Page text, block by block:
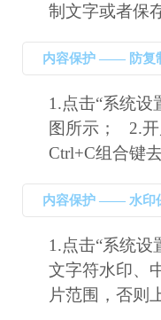
制文字或者保
内容保护 —— 防复
1.点击“系统设
图所示； 2.开
Ctrl+C组合键
内容保护 —— 水印
1.点击“系统设
文字符水印、
片范围，否则